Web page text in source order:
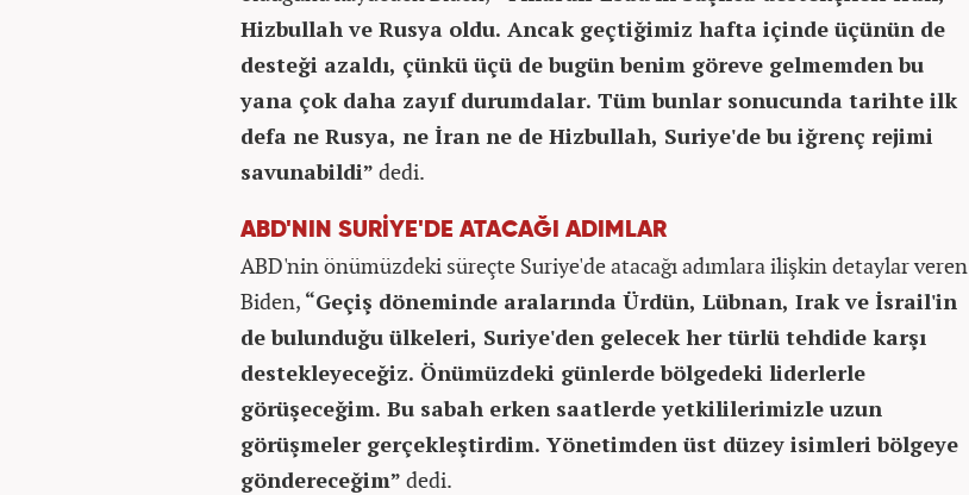
Hizbullah ve Rusya oldu. Ancak geçtiğimiz hafta içinde üçünün de
desteği azaldı, çünkü üçü de bugün benim göreve gelmemden bu
yana çok daha zayıf durumdalar. Tüm bunlar sonucunda tarihte ilk
defa ne Rusya, ne İran ne de Hizbullah, Suriye'de bu iğrenç rejimi
savunabildi” dedi.
ABD'NIN SURİYE'DE ATACAĞI ADIMLAR
ABD'nin önümüzdeki süreçte Suriye'de atacağı adımlara ilişkin detaylar veren
Biden, “Geçiş döneminde aralarında Ürdün, Lübnan, Irak ve İsrail'in
de bulunduğu ülkeleri, Suriye'den gelecek her türlü tehdide karşı
destekleyeceğiz. Önümüzdeki günlerde bölgedeki liderlerle
görüşeceğim. Bu sabah erken saatlerde yetkililerimizle uzun
görüşmeler gerçekleştirdim. Yönetimden üst düzey isimleri bölgeye
göndereceğim” dedi.